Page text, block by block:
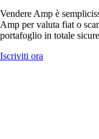
Vendere Amp è
Amp per valuta fiat o
portafoglio in totale
Iscriviti ora